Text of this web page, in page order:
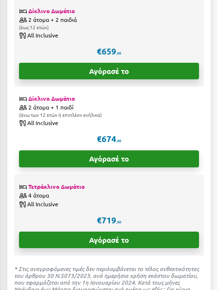
Ιεράπετρα
Ιθάκη
Ίος
Ιωάννινα
Καβάλα
Καλαμπάκα
Καμένα Βούρλα
Καρδάμαινα
Καρδαμύλη
Δίκλινο Δωμάτιο
2 άτομα + 2 παιδιά
έως 12 ετών
All Inclusive
€659 ,00
Αγόρασέ το
Δίκλινο Δωμάτιο
2 άτομα + 1 παιδί
άνω των 12 ετών ή επιπλέον ενήλικα
All Inclusive
€674 ,00
Αγόρασέ το
Τετράκλινο Δωμάτιο
4 άτομα
All Inclusive
€719 ,00
Αγόρασέ το
* Στις αναγραφόμενες τιμές δεν περιλαμβάνεται το τέλος ανθεκτικότητας
του άρθρου 30 Ν.5073/2023, ανά ημερήσια χρήση εκάστου δωματίου,
που εφαρμόζεται από την 1η Ιανουαρίου 2024. Κατά τους μήνες